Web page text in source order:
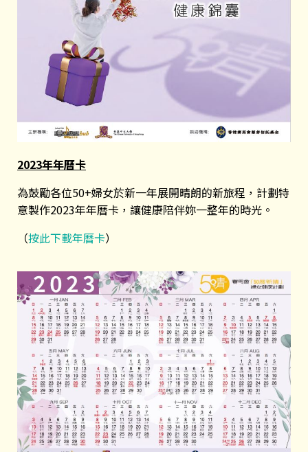
2023年年曆卡
為鼓勵各位50+婦女於新一年展開晴朗的新旅程，計劃特
意製作2023年年曆卡，讓健康陪伴妳一整年的時光。
（按此下載年曆卡）